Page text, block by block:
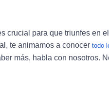
crucial para que triunfes en
te animamos a conocer todo
más, habla con nosotros.